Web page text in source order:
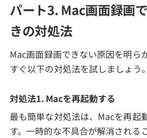
パート3. Mac画面録画
きの対処法
Mac画面録画できない原因を明ら
すぐ以下の対処法を試しましょう。
対処法1. Macを再起動する
最も簡単な対処法は、Macを再起
す。一時的な不具合が解消される